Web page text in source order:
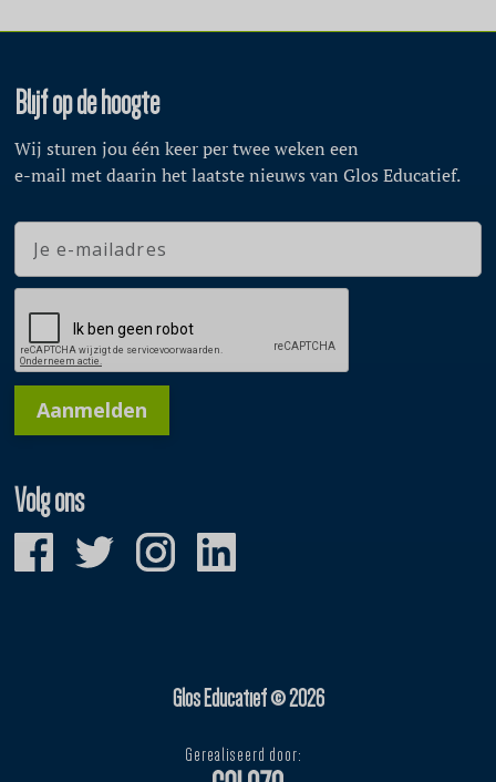
Onderwijsinspectie ondersteunen in het beschermen van
Blijf op de hoogte
Wij sturen jou één keer per twee weken een
e-mail met daarin het laatste nieuws van Glos Educatief.
Aanmelden
Volg ons
Glos Educatief © 2026
Gerealiseerd door: